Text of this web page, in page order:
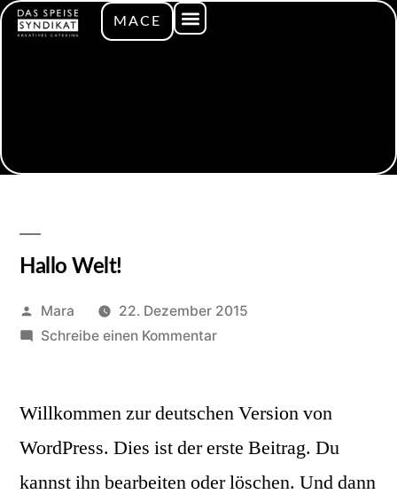
MACE
Hallo Welt!
Mara
22. Dezember 2015
Schreibe einen Kommentar
Willkommen zur deutschen Version von
WordPress. Dies ist der erste Beitrag. Du
kannst ihn bearbeiten oder löschen. Und dann